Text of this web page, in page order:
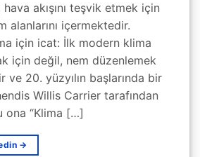
akışını teşvik etmek için
alanlarını içermektedir.
için icat: İlk modern klima
için değil, nem düzenlemek
20. yüzyılın başlarında bir
Willis Carrier tarafından
ona “Klima […]
→